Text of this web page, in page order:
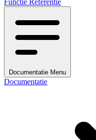
Functie Referentie
Documentatie Menu
Documentatie